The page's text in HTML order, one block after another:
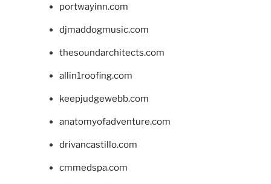
portwayinn.com
djmaddogmusic.com
thesoundarchitects.com
allin1roofing.com
keepjudgewebb.com
anatomyofadventure.com
drivancastillo.com
cmmedspa.com